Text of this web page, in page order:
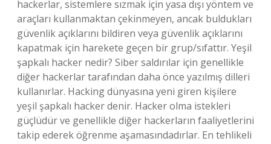
hackerlar, sistemlere sızmak için yasa dışı yöntem ve
araçları kullanmaktan çekinmeyen, ancak buldukları
güvenlik açıklarını bildiren veya güvenlik açıklarını
kapatmak için harekete geçen bir grup/sıfattır. Yeşil
şapkalı hacker nedir? Siber saldırılar için genellikle
diğer hackerlar tarafından daha önce yazılmış dilleri
kullanırlar. Hacking dünyasına yeni giren kişilere
yeşil şapkalı hacker denir. Hacker olma istekleri
güçlüdür ve genellikle diğer hackerların faaliyetlerini
takip ederek öğrenme aşamasındadırlar. En tehlikeli